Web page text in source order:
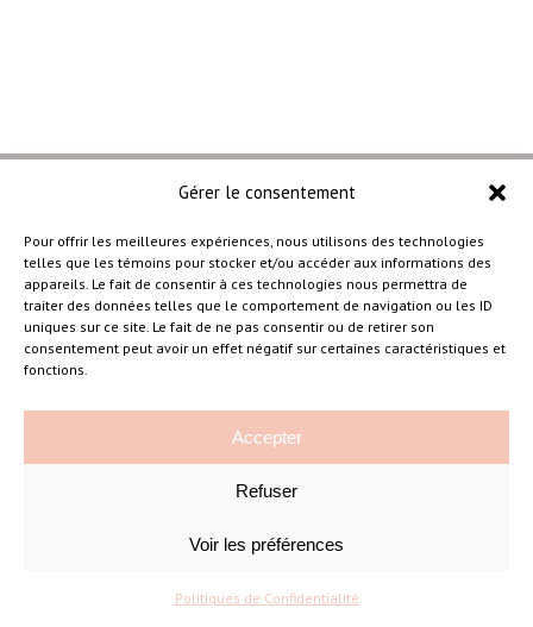
Gérer le consentement
Pour offrir les meilleures expériences, nous utilisons des technologies
telles que les témoins pour stocker et/ou accéder aux informations des
appareils. Le fait de consentir à ces technologies nous permettra de
traiter des données telles que le comportement de navigation ou les ID
uniques sur ce site. Le fait de ne pas consentir ou de retirer son
consentement peut avoir un effet négatif sur certaines caractéristiques et
fonctions.
Accepter
Refuser
Voir les préférences
Politiques de Confidentialité
–
Amélie Cousineau Photographe
©Amelie Cousineau Photographe